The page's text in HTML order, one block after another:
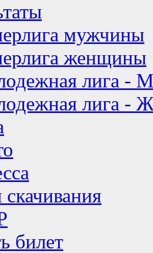
мужчины
женщины
лига -
лига -
билет